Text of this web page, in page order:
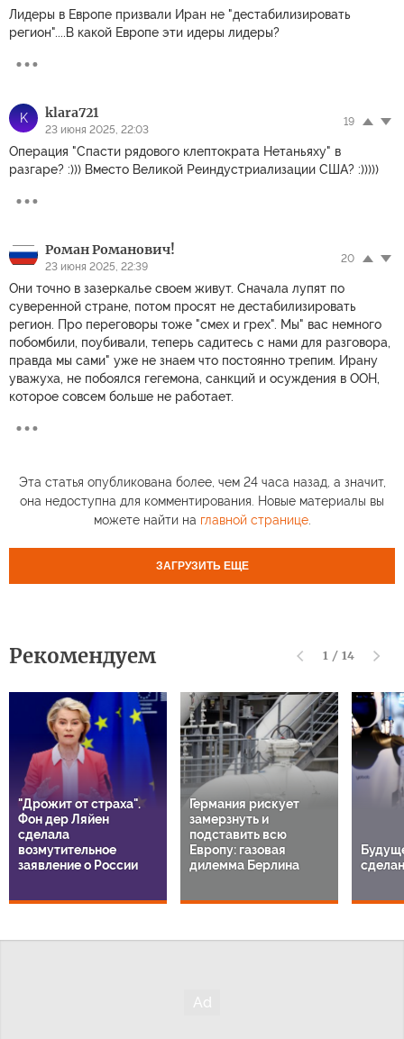
Лидеры в Европе призвали Иран не "дестабилизировать
регион"....В какой Европе эти идеры лидеры?
K klara721
23 июня 2025, 22:03
19
Операция "Спасти рядового клептократа Нетаньяху" в
разгаре? :))) Вместо Великой Реиндустриализации США? :)))))
Роман Романович!
23 июня 2025, 22:39
20
Они точно в зазеркалье своем живут. Сначала лупят по
суверенной стране, потом просят не дестабилизировать
регион. Про переговоры тоже "смех и грех". Мы" вас немного
побомбили, поубивали, теперь садитесь с нами для разговора,
правда мы сами" уже не знаем что постоянно трепим. Ирану
уважуха, не побоялся гегемона, санкций и осуждения в ООН,
которое совсем больше не работает.
Эта статья опубликована более, чем 24 часа назад, а значит,
она недоступна для комментирования. Новые материалы вы
можете найти на главной странице.
ЗАГРУЗИТЬ ЕЩЕ
Рекомендуем 1 / 14
"Дрожит от страха".
Фон дер Ляйен
сделала
возмутительное
заявление о России
Германия рискует
замерзнуть и
подставить всю
Европу: газовая
дилемма Берлина